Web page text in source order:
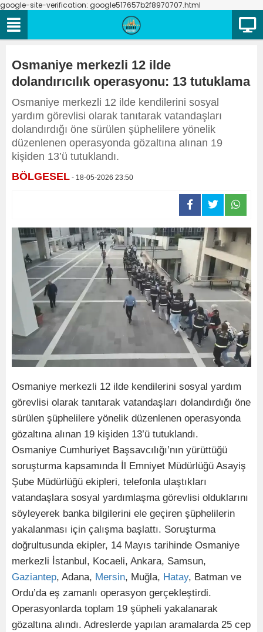
google-site-verification: google517657b2f8970707.html
Osmaniye merkezli 12 ilde
dolandırıcılık operasyonu: 13 tutuklama
Osmaniye merkezli 12 ilde kendilerini sosyal
yardım görevlisi olarak tanıtarak vatandaşları
dolandırdığı öne sürülen şüphelilere yönelik
düzenlenen operasyonda gözaltına alınan 19
kişiden 13’ü tutuklandı.
BÖLGESEL - 18-05-2026 23:50
Osmaniye merkezli 12 ilde kendilerini sosyal yardım
görevlisi olarak tanıtarak vatandaşları dolandırdığı öne
sürülen şüphelilere yönelik düzenlenen operasyonda
gözaltına alınan 19 kişiden 13’ü tutuklandı.
Osmaniye Cumhuriyet Başsavcılığı’nın yürüttüğü
soruşturma kapsamında İl Emniyet Müdürlüğü Asayiş
Şube Müdürlüğü ekipleri, telefonla ulaştıkları
vatandaşlara sosyal yardımlaşma görevlisi olduklarını
söyleyerek banka bilgilerini ele geçiren şüphelilerin
yakalanması için çalışma başlattı. Soruşturma
doğrultusunda ekipler, 14 Mayıs tarihinde Osmaniye
merkezli İstanbul, Kocaeli, Ankara, Samsun,
Gaziantep, Adana, Mersin, Muğla, Hatay, Batman ve
Ordu’da eş zamanlı operasyon gerçekleştirdi.
Operasyonlarda toplam 19 şüpheli yakalanarak
gözaltına alındı. Adreslerde yapılan aramalarda 25 cep